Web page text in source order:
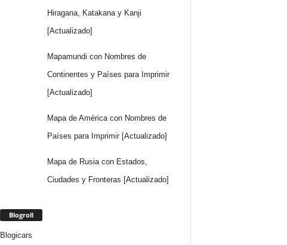
Hiragana, Katakana y Kanji
[Actualizado]
Mapamundi con Nombres de
Continentes y Países para Imprimir
[Actualizado]
Mapa de América con Nombres de
Países para Imprimir [Actualizado]
Mapa de Rusia con Estados,
Ciudades y Fronteras [Actualizado]
Blogroll
Blogicars